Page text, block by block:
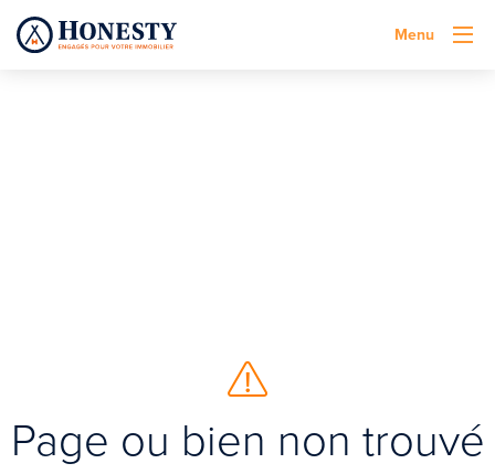
Menu
Page ou bien non trouvé